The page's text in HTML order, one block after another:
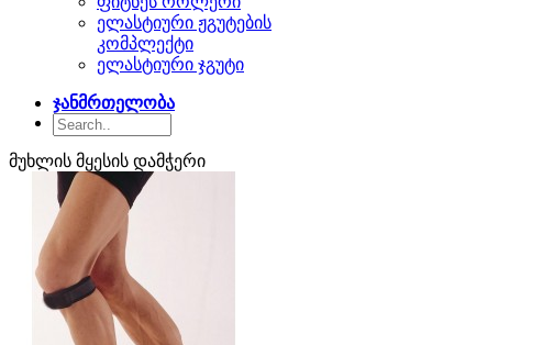
ელასტიური ჟგუტების
კომპლექტი
ელასტიური ჯგუტი
ჯანმრთელობა
მუხლის მყესის დამჭერი